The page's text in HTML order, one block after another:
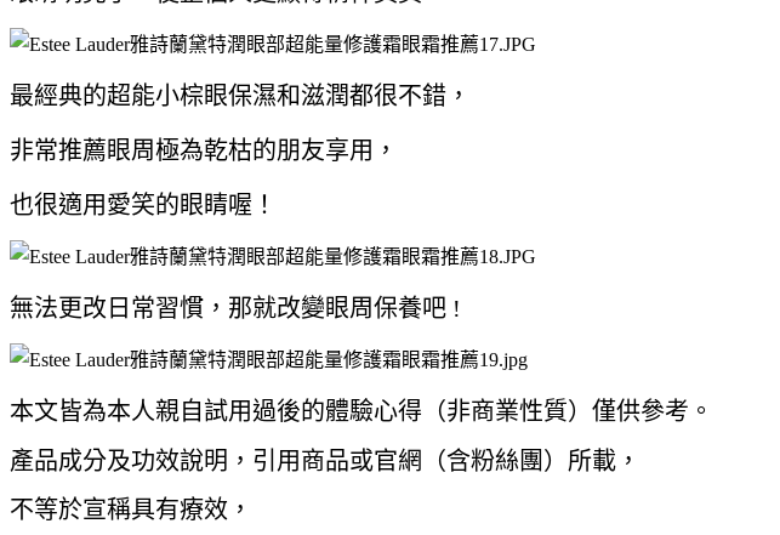
最經典的超能小棕眼保濕和滋潤都很不錯，
非常推薦眼周極為乾枯的朋友享用，
也很適用愛笑的眼睛喔！
無法更改日常習慣，那就改變眼周保養吧 !
本文皆為本人親自試用過後的體驗心得（非商業性質）僅供參考。
產品成分及功效說明，引用商品或官網（含粉絲團）所載，
不等於宣稱具有療效，